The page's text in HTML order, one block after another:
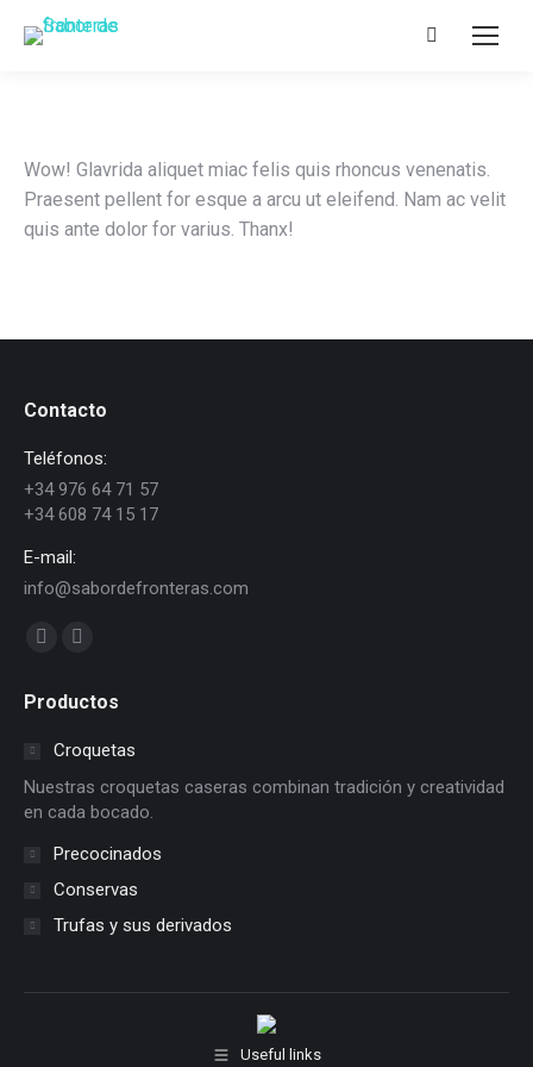
Search:
Wow! Glavrida aliquet miac felis quis rhoncus venenatis.
Praesent pellent for esque a arcu ut eleifend. Nam ac velit
quis ante dolor for varius. Thanx!
Contacto
Teléfonos:
+34 976 64 71 57
+34 608 74 15 17
E-mail:
info@sabordefronteras.com
Find us on:
opens
window
opens
in
window
Productos
Croquetas
Nuestras croquetas caseras combinan tradición y creatividad
en cada bocado.
Precocinados
Conservas
Trufas y sus derivados
Useful links